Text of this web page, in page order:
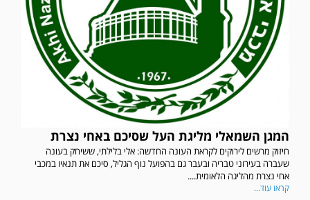
המגן השמאלי מליגת העל שסיכם באחי נצרת
חיזוק מרשים לירוקים לקראת העונה החדשה: אלי בלילתי, ששיחק בעונה
שעברה בעירוני טבריה ובעבר גם בהפועל נוף הגליל, סיכם את תנאיו במכבי
אחי נצרת מהליגה הלאומית....
קראו עוד...